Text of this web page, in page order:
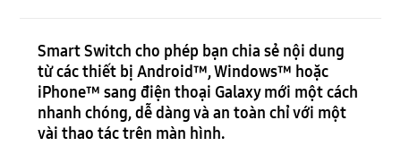
Smart Switch cho phép bạn chia sẻ nội dung
từ các thiết bị Android™, Windows™ hoặc
iPhone™ sang điện thoại Galaxy mới một cách
nhanh chóng, dễ dàng và an toàn chỉ với một
vài thao tác trên màn hình.